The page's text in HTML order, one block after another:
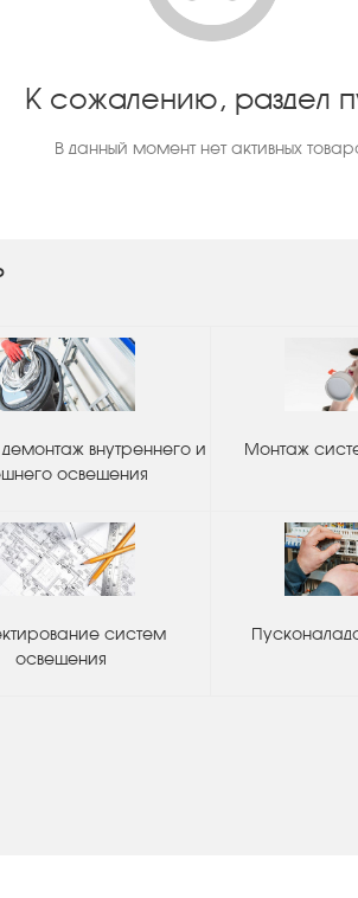
К сожалению, раздел
В данный момент нет активных
внутреннего и
освещения
Монтаж
систем
освещения